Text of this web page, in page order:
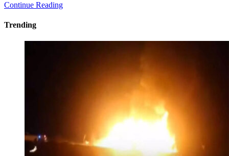
Continue Reading
Trending